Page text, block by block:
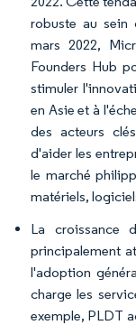
robuste au sein
mars 2022,
Founders Hub
stimuler
en Asie et à
des acteurs
d'aider les
le marché
matériels,
La croissance
principalement
l'adoption
charge les
exemple, PLDT